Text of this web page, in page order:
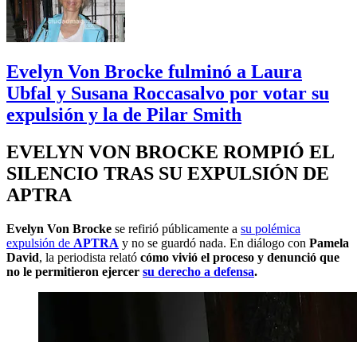
Evelyn Von Brocke fulminó a Laura
Ubfal y Susana Roccasalvo por votar su
expulsión y la de Pilar Smith
EVELYN VON BROCKE ROMPIÓ EL
SILENCIO TRAS SU EXPULSIÓN DE
APTRA
Evelyn Von Brocke se refirió públicamente a su polémica
expulsión de APTRA y no se guardó nada. En diálogo con Pamela
David, la periodista relató cómo vivió el proceso y denunció que
no le permitieron ejercer su derecho a defensa.